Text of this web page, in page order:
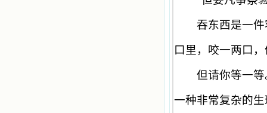
吞东西是一件
口里，咬一两口
但请你等一等
一种非常复杂的